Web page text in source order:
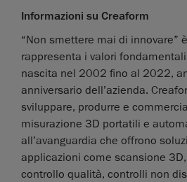
Informazioni su Creaform
“Non smettere mai di innovare”
rappresenta i valori
nascita nel 2002 fino al 2022,
anniversario dell’azienda.
sviluppare, produrre e
misurazione 3D portatili e
all’avanguardia che offrono
applicazioni come scansione
controllo qualità, controlli non